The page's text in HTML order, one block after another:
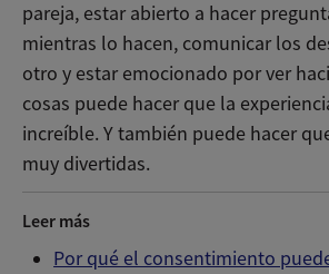
pareja, estar abierto a hacer
mientras lo hacen, comunicar los
otro y estar emocionado por ver
cosas puede hacer que la
increíble. Y también puede hacer
muy divertidas.
Leer más
Por qué el consentimiento